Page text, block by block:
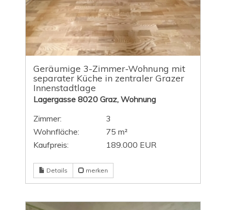
Geräumige 3-Zimmer-Wohnung mit
separater Küche in zentraler Grazer
Innenstadtlage
Lagergasse 8020 Graz, Wohnung
Zimmer:
3
Wohnfläche:
75 m²
Kaufpreis:
189.000 EUR
Details merken